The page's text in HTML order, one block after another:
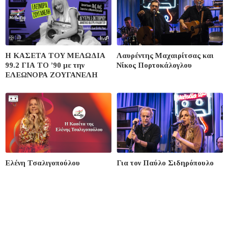
Η ΚΑΣΕΤΑ ΤΟΥ ΜΕΛΩΔΙΑ
99.2 ΓΙΑ ΤΟ ’90 με την
ΕΛΕΩΝΟΡΑ ΖΟΥΓΑΝΕΛΗ
Λαυρέντης Μαχαιρίτσας και
Νίκος Πορτοκάλογλου
Ελένη Τσαλιγοπούλου Για τον Παύλο Σιδηρόπουλο